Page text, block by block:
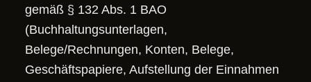
gemäß § 132 Abs. 1 BAO
(Buchhaltungsunterlagen,
Belege/Rechnungen, Konten, Belege,
Geschäftspapiere, Aufstellung der Einnahmen